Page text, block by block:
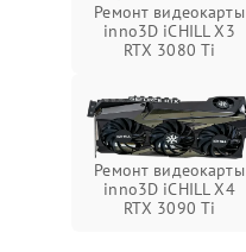
Ремонт видеокарты
inno3D iCHILL X3
RTX 3080 Ti
Ремонт видеокарты
inno3D iCHILL X4
RTX 3090 Ti